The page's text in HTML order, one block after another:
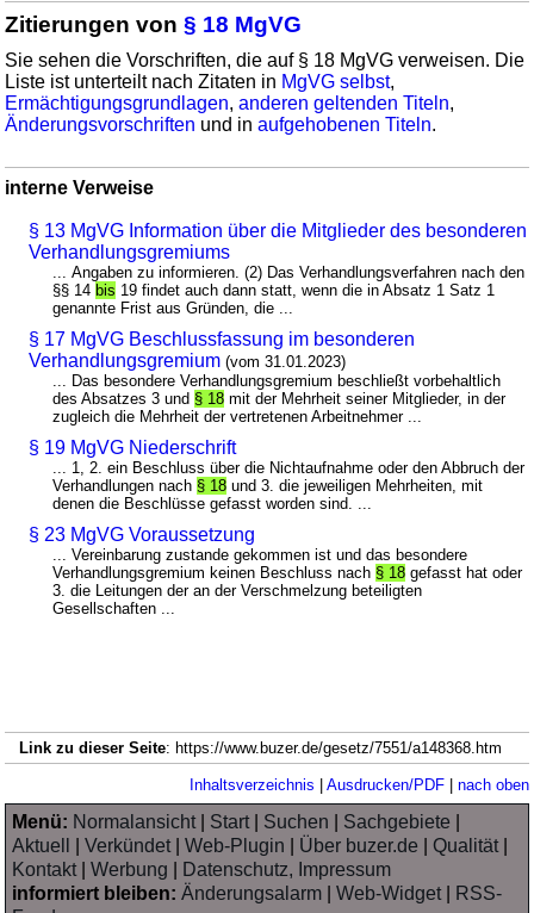
Zitierungen von§ 18 MgVG
Sie sehen die Vorschriften, die auf § 18 MgVG verweisen. Die
Liste ist unterteilt nach Zitaten in MgVG selbst,
Ermächtigungsgrundlagen,anderen geltenden Titeln,
Änderungsvorschriften und inaufgehobenen Titeln.
interne Verweise
§ 13 MgVG Information über die Mitglieder des besonderen
Verhandlungsgremiums
... Angaben zu informieren. (2) Das Verhandlungsverfahren nach den
§§ 14bis 19 findet auch dann statt, wenn die in Absatz 1 Satz 1
genannte Frist aus Gründen, die ...
§ 17 MgVG Beschlussfassung im besonderen
Verhandlungsgremium (vom 31.01.2023)
... Das besondere Verhandlungsgremium beschließt vorbehaltlich
des Absatzes 3 und § 18 mit der Mehrheit seiner Mitglieder, in der
zugleich die Mehrheit der vertretenen Arbeitnehmer ...
§ 19 MgVG Niederschrift
... 1, 2. ein Beschluss über die Nichtaufnahme oder den Abbruch der
Verhandlungen nach § 18 und 3. die jeweiligen Mehrheiten, mit
denen die Beschlüsse gefasst worden sind. ...
§ 23 MgVG Voraussetzung
... Vereinbarung zustande gekommen ist und das besondere
Verhandlungsgremium keinen Beschluss nach § 18 gefasst hat oder
3. die Leitungen der an der Verschmelzung beteiligten
Gesellschaften ...
Link zu dieser Seite: https://www.buzer.de/gesetz/7551/a148368.htm
Inhaltsverzeichnis | Ausdrucken/PDF| nach oben
Menü: Normalansicht| Start| Suchen Sachgebiete
Aktuell
|Verkündet|Web-Plugin Über buzer.de |Qualität|
Kontakt|Werbung
Datenschutz, Impressum
informiert bleiben: Änderungsalarm |Web-Widget|
RSS-